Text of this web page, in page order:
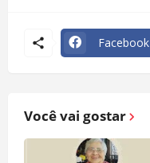
Facebook
Você vai gostar